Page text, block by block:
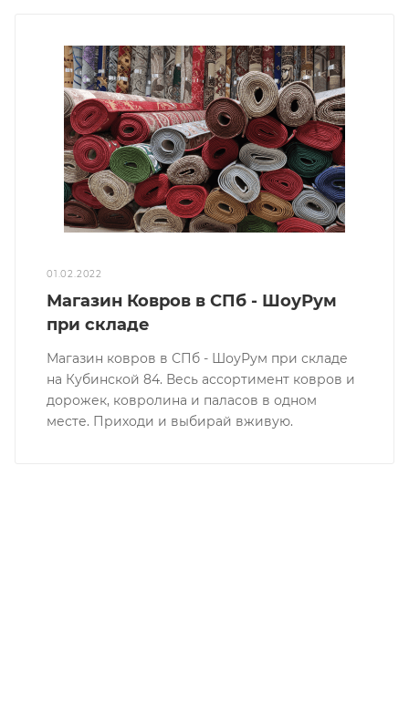
01.02.2022
Магазин Ковров в СПб - ШоуРум
при складе
Магазин ковров в СПб - ШоуРум при складе
на Кубинской 84. Весь ассортимент ковров и
дорожек, ковролина и паласов в одном
месте. Приходи и выбирай вживую.